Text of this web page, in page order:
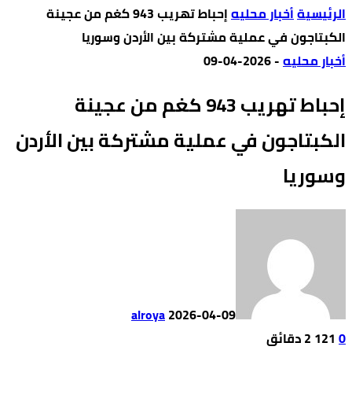
‫الرئيسية‬أخبار محليه
إحباط تهريب 943 كغم من عجينة
الكبتاجون في عملية مشتركة بين الأردن وسوريا
أخبار محليه-
2026-04-09
إحباط تهريب 943 كغم من عجينة
الكبتاجون في عملية مشتركة بين الأردن
وسوريا
alroya2026-04-09
0
121 2 ‫دقائق‬